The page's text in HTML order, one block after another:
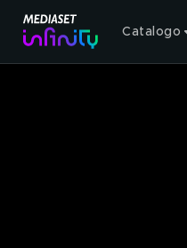
Catalogo